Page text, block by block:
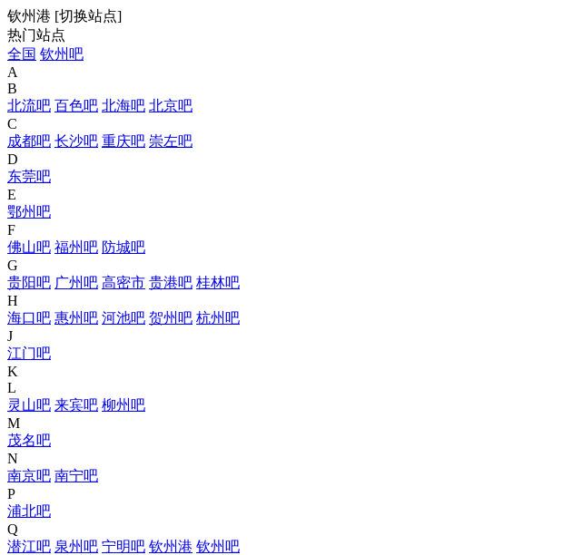
钦州港 [切换站点]
热门站点
全国 钦州吧
A
B
北流吧 百色吧 北海吧 北京吧
C
成都吧 长沙吧 重庆吧 崇左吧
D
东莞吧
E
鄂州吧
F
佛山吧 福州吧 防城吧
G
贵阳吧 广州吧 高密市 贵港吧 桂林吧
H
海口吧 惠州吧 河池吧 贺州吧 杭州吧
J
江门吧
K
L
灵山吧 来宾吧 柳州吧
M
茂名吧
N
南京吧 南宁吧
P
浦北吧
Q
潜江吧 泉州吧 宁明吧 钦州港 钦州吧